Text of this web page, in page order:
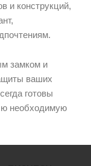
и конструкций,
замком и
ваших
готовы
необходимую